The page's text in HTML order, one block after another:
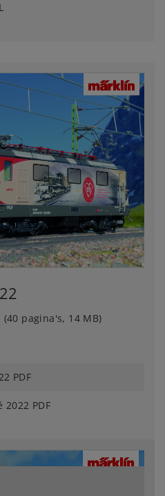
pagina's, 14 MB)
PDF
PDF